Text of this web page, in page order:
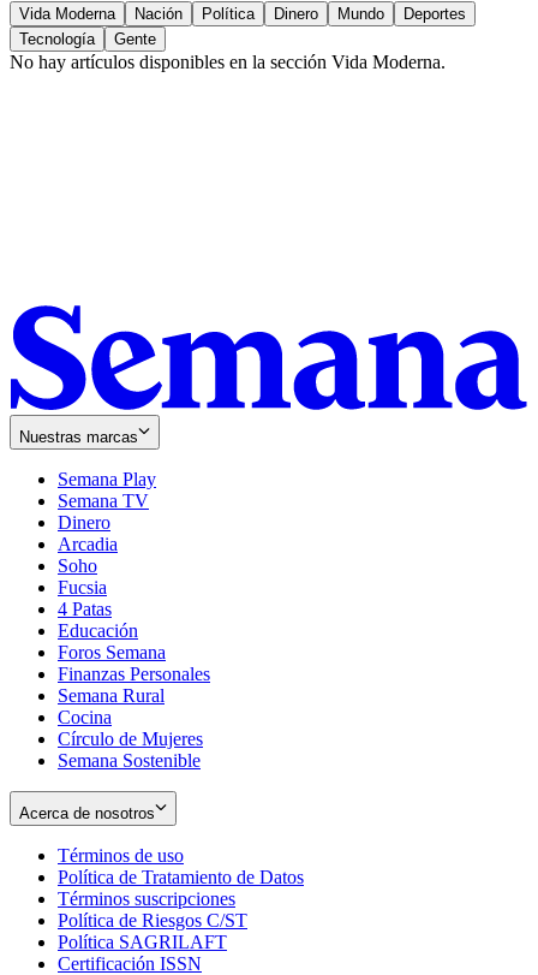
Vida Moderna Nación Política Dinero Mundo
Deportes
Tecnología
Gente
No hay artículos disponibles en la sección Vida Moderna.
Nuestras marcas
Semana Play
Semana TV
Dinero
Arcadia
Soho
in
new
window
Fucsia
in
new
window
4 Patas
Educación
Foros Semana
Finanzas Personales
Semana Rural
Cocina
Círculo de Mujeres
Semana Sostenible
Acerca de nosotros
Términos de uso
in
new
window
Política de Tratamiento de Datos
Términos suscripciones
in
Política de Riesgos C/ST
Política SAGRILAFT
Certificación ISSN